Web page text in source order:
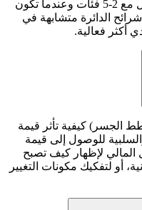
الدائري فقط عند عرض أجزاء من الكل مع 2-5 فئات وعندما تكون
الدائرة متشابهة في
أكثر فعالية.
كيفية تأثر قيمة
للوصول إلى قيمة
المالي لإظهار كيف تصبح
أو لتفكيك مكونات التغيير